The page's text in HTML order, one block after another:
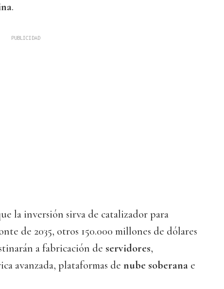
.
la inversión sirva de catalizador para
de 2035, otros 150.000 millones de dólares
a fabricación de servidores,
avanzada, plataformas de nube soberana e